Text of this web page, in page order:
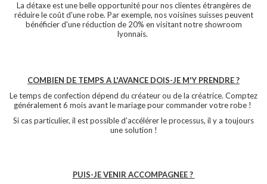
La détaxe est une belle opportunité pour nos clientes étrangères de
réduire le coût d'une robe. Par exemple, nos voisines suisses peuvent
bénéficier d'une réduction de 20% en visitant notre showroom
lyonnais.
COMBIEN DE TEMPS A L'AVANCE DOIS-JE M'Y PRENDRE ?
Le temps de confection dépend du créateur ou de la créatrice. Comptez
généralement 6 mois avant le mariage pour commander votre robe !
Si cas particulier, il est possible d’accélérer le processus, il y a toujours
une solution !
PUIS-JE VENIR ACCOMPAGNEE ?